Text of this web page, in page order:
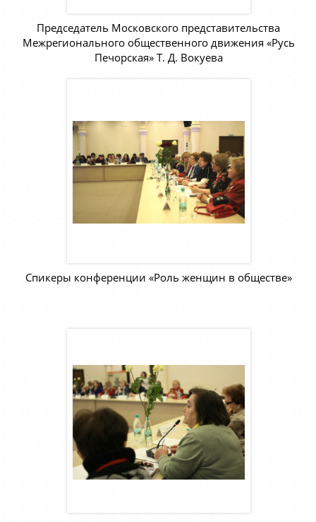
Председатель Московского представительства
Межрегионального общественного движения «Русь
Печорская» Т. Д. Вокуева
Спикеры конференции «Роль женщин в обществе»